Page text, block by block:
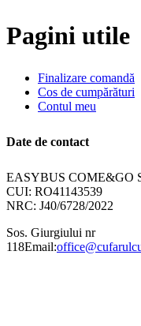
Pagini utile
Finalizare comandă
Cos de cumpărături
Contul meu
Date de contact
EASYBUS COME&GO
CUI: RO41143539
NRC: J40/6728/2022
Sos. Giurgiului nr
118Email: